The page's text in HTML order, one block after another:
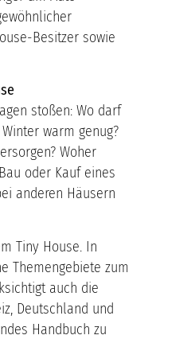
Besitzer sowie
stoßen: Wo darf
warm genug?
Woher
oder Kauf eines
anderen Häusern
Tiny House. In
Themengebiete zum
auch die
Deutschland und
Handbuch zu